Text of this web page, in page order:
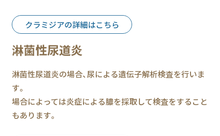
クラミジアの詳細はこちら
淋菌性尿道炎
淋菌性尿道炎の場合、尿による遺伝子解析検査を行いま
す。
場合によっては炎症による膿を採取して検査をすること
もあります。